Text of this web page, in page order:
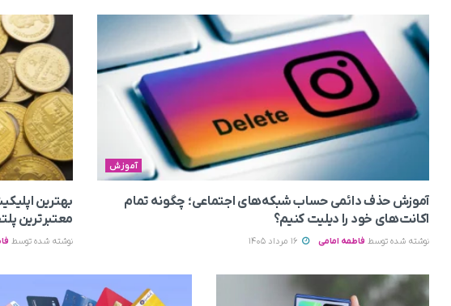
آموزش
آموزش حذف دائمی حساب شبکه‌های اجتماعی؛ چگونه تمام
اکانت‌های خود را دیلیت کنیم؟
نوشته شده توسط فاطمه امامی
بهترین
معتبرترین
نوشته شده توسط